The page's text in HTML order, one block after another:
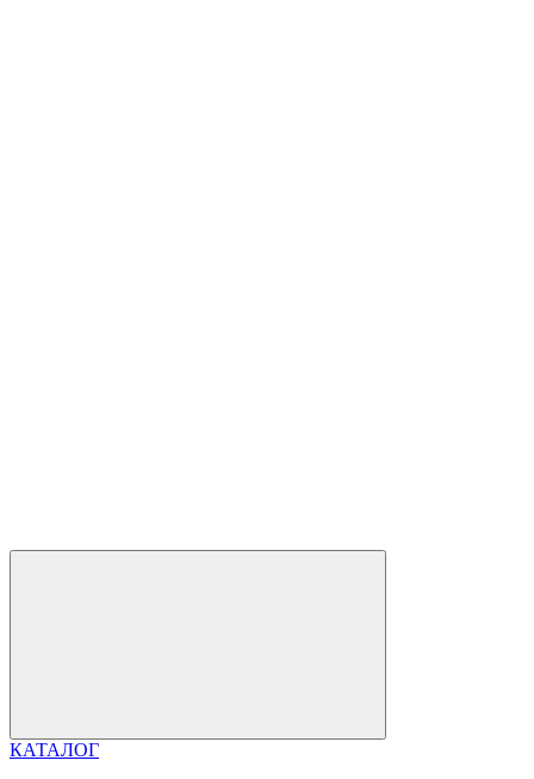
КАТАЛОГ